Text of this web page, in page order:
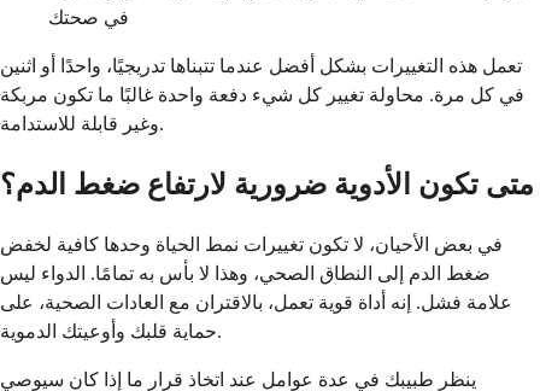
في صحتك
تعمل هذه التغييرات بشكل أفضل عندما تتبناها تدريجيًا، واحدًا أو اثنين
في كل مرة. محاولة تغيير كل شيء دفعة واحدة غالبًا ما تكون مربكة
وغير قابلة للاستدامة.
متى تكون الأدوية ضرورية لارتفاع ضغط الدم؟
في بعض الأحيان، لا تكون تغييرات نمط الحياة وحدها كافية لخفض
ضغط الدم إلى النطاق الصحي، وهذا لا بأس به تمامًا. الدواء ليس
علامة فشل. إنه أداة قوية تعمل، بالاقتران مع العادات الصحية، على
حماية قلبك وأوعيتك الدموية.
ينظر طبيبك في عدة عوامل عند اتخاذ قرار ما إذا كان سيوصي